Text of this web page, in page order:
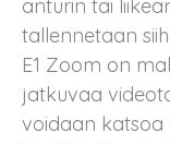
anturin tai
tallennetaan
E1 Zoom on
jatkuvaa
voidaan katsoa